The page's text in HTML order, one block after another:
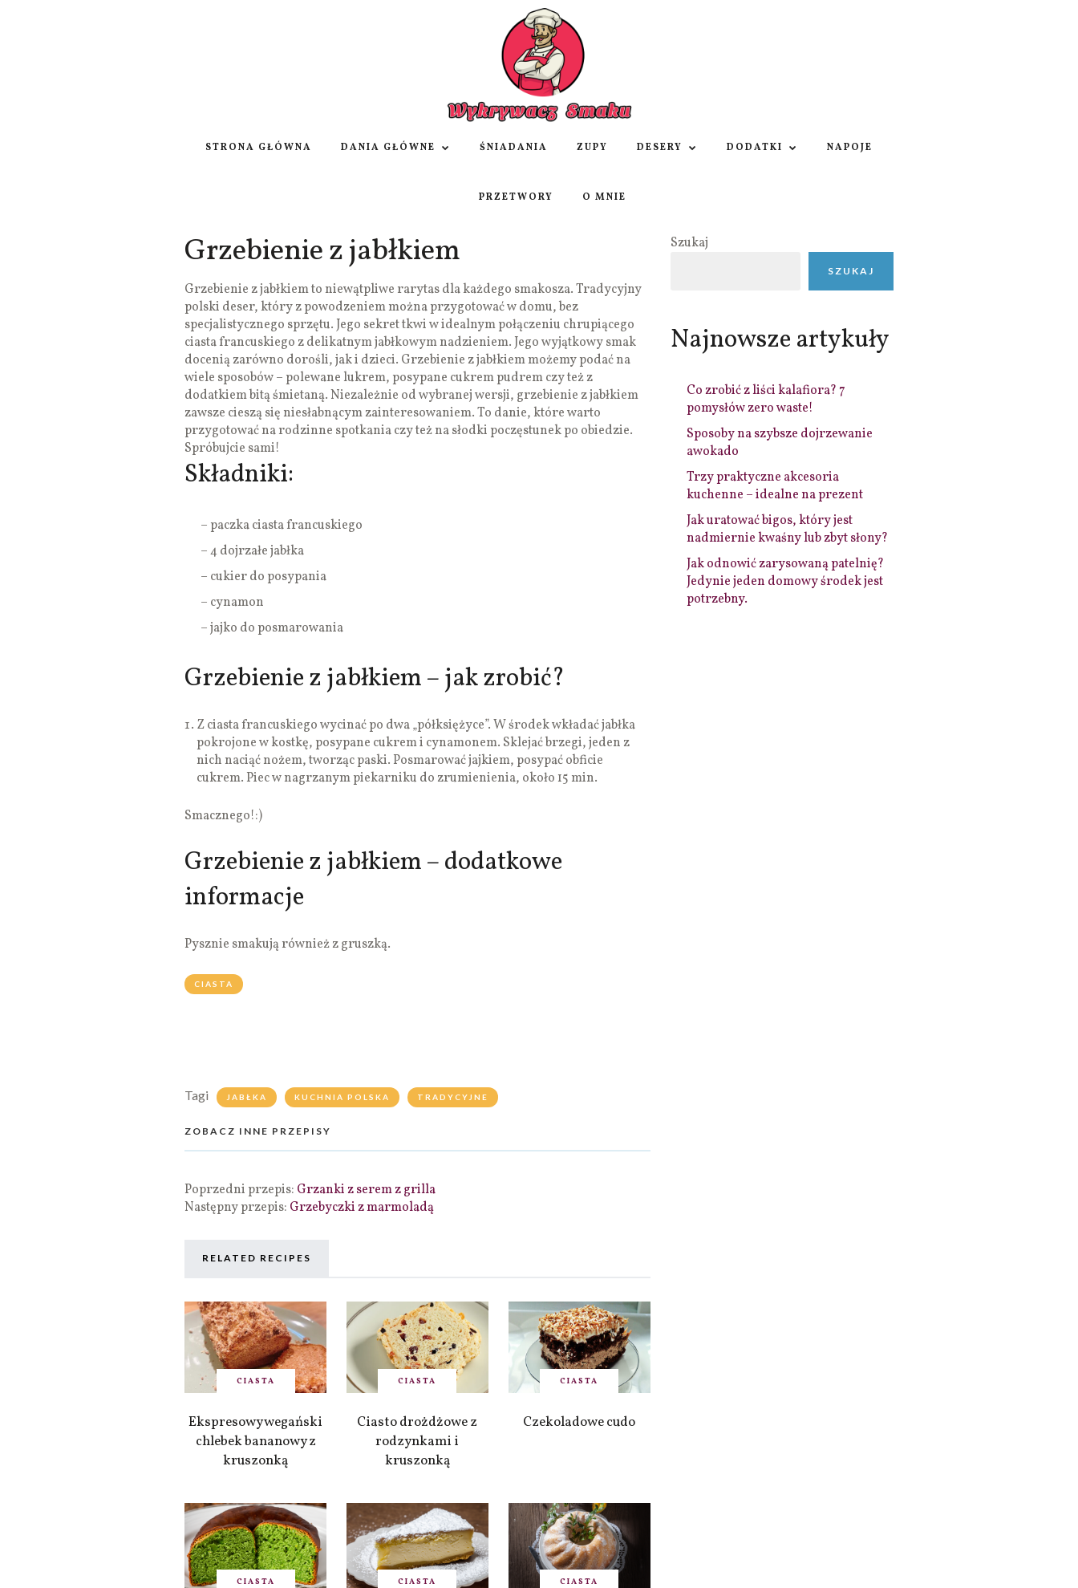
STRONA GŁÓWNA DANIA GŁÓWNE ŚNIADANIA ZUPY DESERY DODATKI NAPOJE
PRZETWORY O MNIE
Grzebienie z jabłkiem
Grzebienie z jabłkiem to niewątpliwe rarytas dla każdego smakosza. Tradycyjny
polski deser, który z powodzeniem można przygotować w domu, bez
specjalistycznego sprzętu. Jego sekret tkwi w idealnym połączeniu chrupiącego
ciasta francuskiego z delikatnym jabłkowym nadzieniem. Jego wyjątkowy smak
docenią zarówno dorośli, jak i dzieci. Grzebienie z jabłkiem możemy podać na
wiele sposobów – polewane lukrem, posypane cukrem pudrem czy też z
dodatkiem bitą śmietaną. Niezależnie od wybranej wersji, grzebienie z jabłkiem
zawsze cieszą się niesłabnącym zainteresowaniem. To danie, które warto
przygotować na rodzinne spotkania czy też na słodki poczęstunek po obiedzie.
Spróbujcie sami!
Składniki:
– paczka ciasta francuskiego
– 4 dojrzałe jabłka
– cukier do posypania
– cynamon
– jajko do posmarowania
Grzebienie z jabłkiem – jak zrobić?
Z ciasta francuskiego wycinać po dwa „półksiężyce”. W środek wkładać jabłka
pokrojone w kostkę, posypane cukrem i cynamonem. Sklejać brzegi, jeden z
nich naciąć nożem, tworząc paski. Posmarować jajkiem, posypać obficie
cukrem. Piec w nagrzanym piekarniku do zrumienienia, około 15 min.
Smacznego!:)
Grzebienie z jabłkiem – dodatkowe
informacje
Pysznie smakują również z gruszką.
CIASTA
Tagi JABŁKA KUCHNIA POLSKA TRADYCYJNE
ZOBACZ INNE PRZEPISY
Poprzedni przepis: Grzanki z serem z grilla
Następny przepis: Grzebyczki z marmoladą
RELATED RECIPES
CIASTA
Ekspresowy wegański
chlebek bananowy z
kruszonką
CIASTA
Ciasto drożdżowe z
rodzynkami i
kruszonką
CIASTA
Czekoladowe cudo
CIASTA CIASTA CIASTA
Szukaj
SZUKAJ
Najnowsze artykuły
Co zrobić z liści kalafiora? 7
pomysłów zero waste!
Sposoby na szybsze dojrzewanie
awokado
Trzy praktyczne akcesoria
kuchenne – idealne na prezent
Jak uratować bigos, który jest
nadmiernie kwaśny lub zbyt słony?
Jak odnowić zarysowaną patelnię?
Jedynie jeden domowy środek jest
potrzebny.